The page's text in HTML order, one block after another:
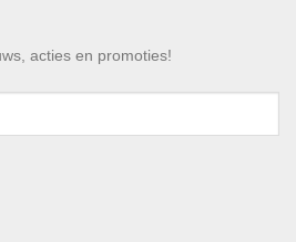
acties en promoties!